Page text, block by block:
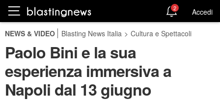
2 Accedi
NEWS & VIDEO Blasting News Italia > Cultura e Spettacoli
Paolo Bini e la sua
esperienza immersiva a
Napoli dal 13 giugno